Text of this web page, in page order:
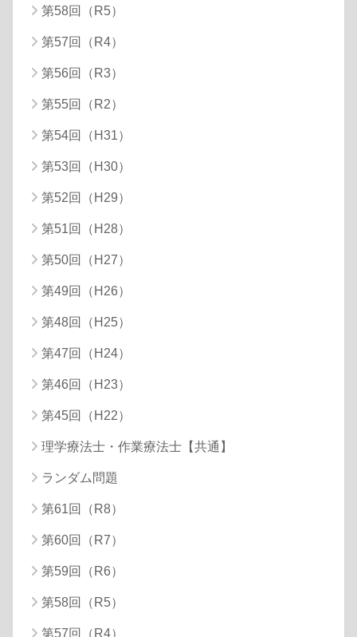
第58回（R5）
第57回（R4）
第56回（R3）
第55回（R2）
第54回（H31）
第53回（H30）
第52回（H29）
第51回（H28）
第50回（H27）
第49回（H26）
第48回（H25）
第47回（H24）
第46回（H23）
第45回（H22）
理学療法士・作業療法士【共通】
ランダム問題
第61回（R8）
第60回（R7）
第59回（R6）
第58回（R5）
第57回（R4）